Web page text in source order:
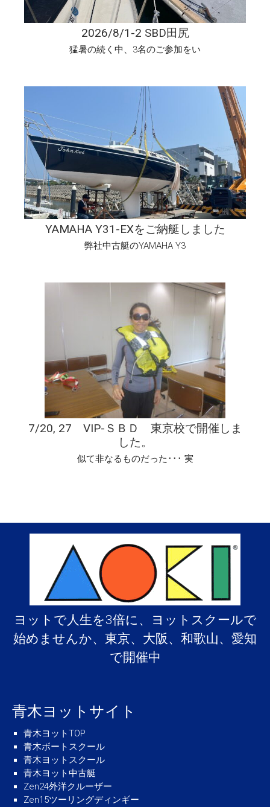
2026/8/1-2 SBD田尻
猛暑の続く中、3名のご参加をい
YAMAHA Y31-EXをご納艇しました
弊社中古艇のYAMAHA Y3
7/20, 27 VIP-ＳＢＤ 東京校で開催しま
した。
似て非なるものだった･･･ 実
ヨットで人生を3倍に、ヨットスクールで
始めませんか、東京、大阪、和歌山、愛知
で開催中
青木ヨットサイト
青木ヨットTOP
青木ボートスクール
青木ヨットスクール
青木ヨット中古艇
Zen24外洋クルーザー
Zen15ツーリングディンギー